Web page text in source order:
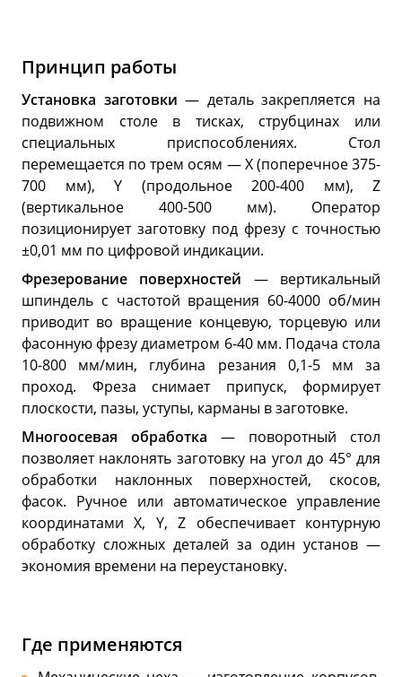
Принцип работы
Установка заготовки — деталь закрепляется на
подвижном столе в тисках, струбцинах или
специальных приспособлениях. Стол
перемещается по трем осям — X (поперечное 375-
700 мм), Y (продольное 200-400 мм), Z
(вертикальное 400-500 мм). Оператор
позиционирует заготовку под фрезу с точностью
±0,01 мм по цифровой индикации.
Фрезерование поверхностей — вертикальный
шпиндель с частотой вращения 60-4000 об/мин
приводит во вращение концевую, торцевую или
фасонную фрезу диаметром 6-40 мм. Подача стола
10-800 мм/мин, глубина резания 0,1-5 мм за
проход. Фреза снимает припуск, формирует
плоскости, пазы, уступы, карманы в заготовке.
Многоосевая обработка — поворотный стол
позволяет наклонять заготовку на угол до 45° для
обработки наклонных поверхностей, скосов,
фасок. Ручное или автоматическое управление
координатами X, Y, Z обеспечивает контурную
обработку сложных деталей за один установ —
экономия времени на переустановку.
Где применяются